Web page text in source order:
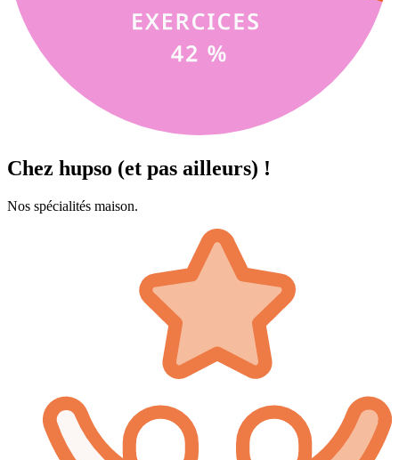
Chez hupso (et pas ailleurs) !
Nos spécialités maison.